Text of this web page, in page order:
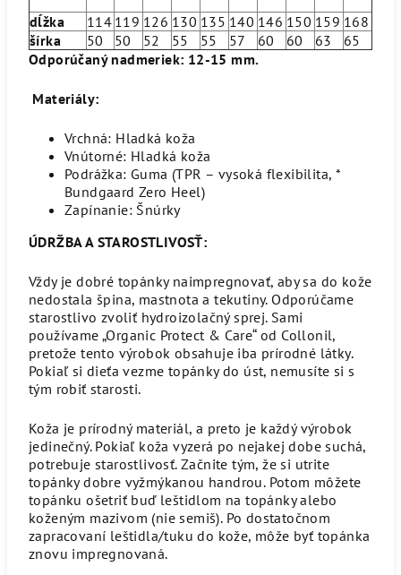
dĺžka
114 119 126 130 135 140 146 150 159 168
šírka
50 50 52 55 55 57 60 60 63
65
Odporúčaný nadmeriek: 12-15 mm.
Materiály:
Vrchná: Hladká koža
Vnútorné: Hladká koža
Podrážka: Guma (TPR – vysoká flexibilita, *
Bundgaard Zero Heel)
Zapínanie: Šnúrky
ÚDRŽBA A STAROSTLIVOSŤ:
Vždy je dobré topánky naimpregnovať, aby sa do kože
nedostala špina, mastnota a tekutiny. Odporúčame
starostlivo zvoliť hydroizolačný sprej. Sami
používame „Organic Protect & Care“ od Collonil,
pretože tento výrobok obsahuje iba prírodné látky.
Pokiaľ si dieťa vezme topánky do úst, nemusíte si s
tým robiť starosti.
Koža je prírodný materiál, a preto je každý výrobok
jedinečný. Pokiaľ koža vyzerá po nejakej dobe suchá,
potrebuje starostlivosť. Začnite tým, že si utrite
topánky dobre vyžmýkanou handrou. Potom môžete
topánku ošetriť buď leštidlom na topánky alebo
koženým mazivom (nie semiš). Po dostatočnom
zapracovaní leštidla/tuku do kože, môže byť topánka
znovu impregnovaná.